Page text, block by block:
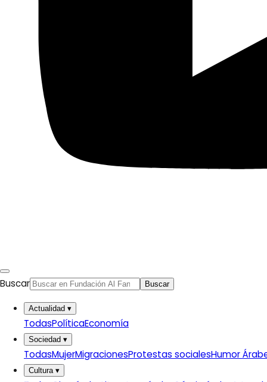
Buscar Buscar
Actualidad ▾
TodasPolíticaEconomía
Sociedad ▾
TodasMujerMigracionesProtestas socialesHumor
Cultura ▾